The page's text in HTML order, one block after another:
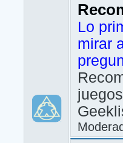
Lo
mirar